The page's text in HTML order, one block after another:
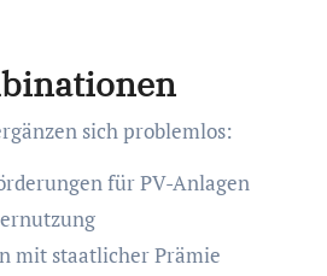
sich problemlos:
für PV-Anlagen
mit staatlicher Prämie